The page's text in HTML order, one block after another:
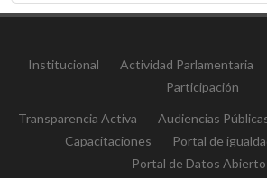
Institucional Actividad Parlamentaria
Participación
Transparencia Activa Audiencias
Capacitaciones
Portal de
Portal de Datos